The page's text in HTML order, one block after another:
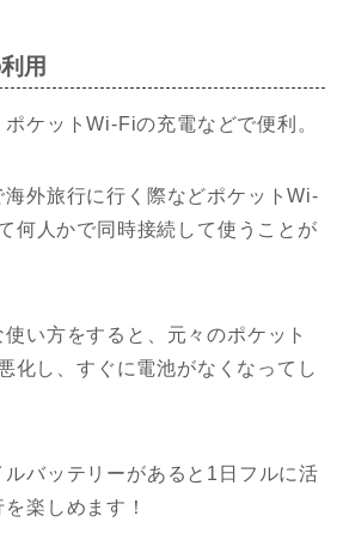
用
ケットWi-Fiの充電などで便利。
外旅行に行く際などポケットWi-
何人かで同時接続して使うことが
い方をすると、元々のポケット
化し、すぐに電池がなくなってし
バッテリーがあると1日フルに活
楽しめます！